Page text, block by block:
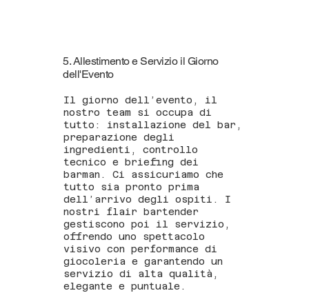
5. Allestimento e Servizio il Giorno
dell'Evento
Il giorno dell’evento, il
nostro team si occupa di
tutto: installazione del bar,
preparazione degli
ingredienti, controllo
tecnico e briefing dei
barman. Ci assicuriamo che
tutto sia pronto prima
dell’arrivo degli ospiti. I
nostri flair bartender
gestiscono poi il servizio,
offrendo uno spettacolo
visivo con performance di
giocoleria e garantendo un
servizio di alta qualità,
elegante e puntuale.